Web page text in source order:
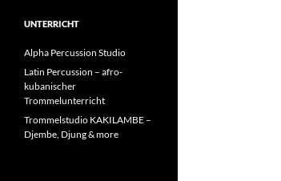
UNTERRICHT
Alpha Percussion Studio
Latin Percussion – afro-
kubanischer
Trommelunterricht
Trommelstudio KAKILAMBE –
Djembe, Djung & more